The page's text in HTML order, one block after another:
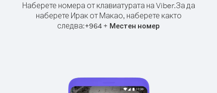
Наберете номера от клавиатурата на Viber.За да
наберете Ирак от Макао, наберете както
следва:+964 + Местен номер